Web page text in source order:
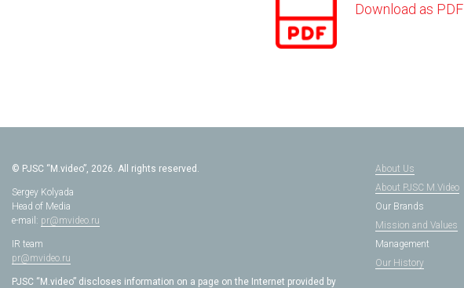
Download as PDF
© PJSC “M.video”, 2026. All rights reserved.
Sergey Kolyada
Head of Media
e-mail: pr@mvideo.ru
IR team
pr@mvideo.ru
PJSC “M.video” discloses information on a page on the Internet provided by
About Us
About PJSC M.Video
Our Brands
Mission and Values
Management
Our History